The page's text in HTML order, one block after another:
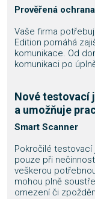
Prověřená
Vaše firma
Edition pomáhá
komunikace. Od
komunikaci po
Nové testovací
a umožňuje
Smart Scanner
Pokročilé testovací
pouze při
veškerou
mohou plně
omezení či